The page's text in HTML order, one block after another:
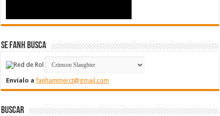
Se FanH Busca
Envíalo afanhammerct@gmail.com
Buscar